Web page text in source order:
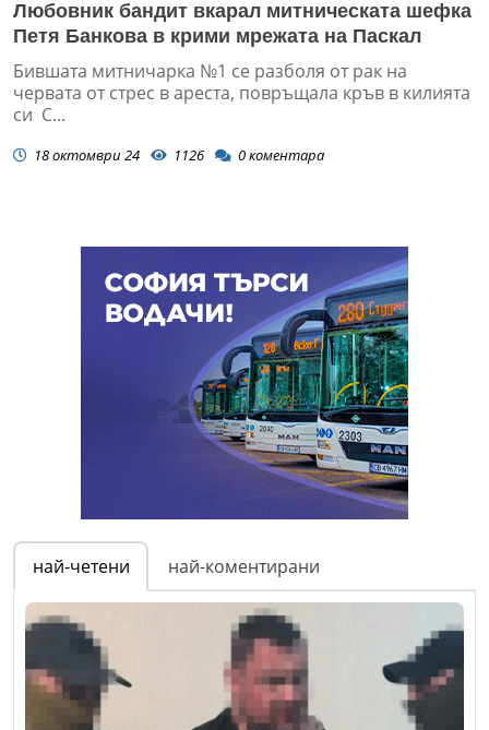
Любовник бандит вкарал митническата шефка
Петя Банкова в крими мрежата на Паскал
Бившата митничарка №1 се разболя от рак на
червата от стрес в ареста, повръщала кръв в килията
си С...
18 октомври 24 1126 0коментара
най-четени най-коментирани